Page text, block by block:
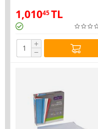
1,01045TL
+
−